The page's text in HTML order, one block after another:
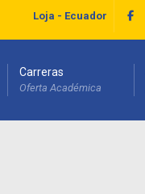
Loja - Ecuador
Carreras
Oferta Académica